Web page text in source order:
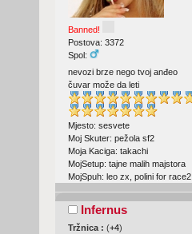
Banned!
Postova: 3372
Spol:
nevozi brze nego tvoj anđeo
čuvar može da leti
Mjesto: sesvete
Moj Skuter: pežola sf2
Moja Kaciga: takachi
MojSetup: tajne malih majstora
MojSpuh: leo zx, polini for race2
Infernus
Tržnica : (+4)